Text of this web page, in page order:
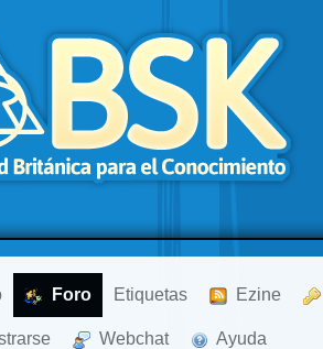
Foro Etiquetas Ezine
Webchat Ayuda